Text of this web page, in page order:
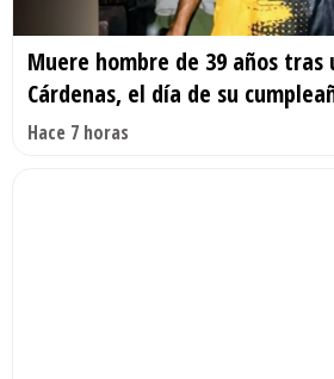
Muere hombre de 39 años tras
Cárdenas, el día de su
Hace 7 horas